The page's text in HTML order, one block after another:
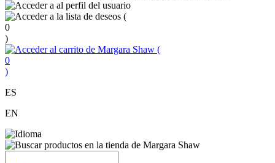
(
0
)
(
0
)
ES
EN